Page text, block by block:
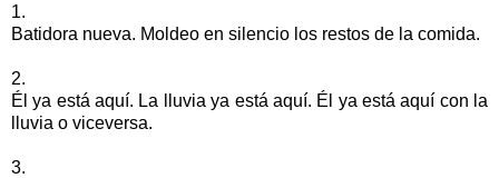
1.
Batidora nueva. Moldeo en silencio los restos de la comida.
2.
Él ya está aquí. La lluvia ya está aquí. Él ya está aquí con la
lluvia o viceversa.
3.